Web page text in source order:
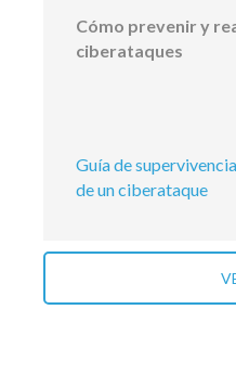
Cómo prevenir y
ciberataques
Guía de
de un ciberataque